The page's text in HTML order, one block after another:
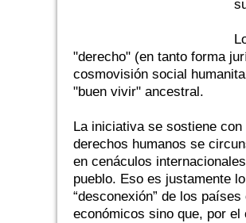
"derecho" (en tanto forma
cosmovisión social
"buen vivir" ancestral.
La iniciativa se sostiene
derechos humanos se
en cenáculos
pueblo. Eso es justamente
“desconexión” de los
económicos sino que, por